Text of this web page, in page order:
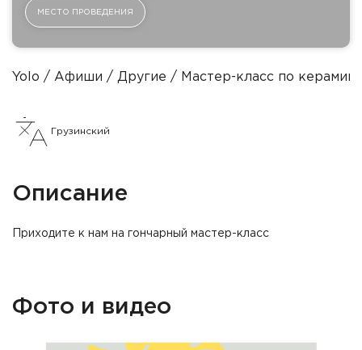
МЕСТО ПРОВЕДЕНИЯ
Yolo Афиши Другие Мастер-класс по
Грузинский
Описание
Приходите к нам на гончарный мастер-класс
Фото и видео